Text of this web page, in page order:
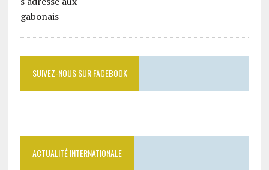
SUIVEZ-NOUS SUR FACEBOOK
ACTUALITÉ INTERNATIONALE